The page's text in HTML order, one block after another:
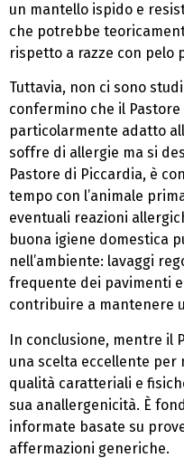
un mantello ispido e
che potrebbe
rispetto a razze con pelo
Tuttavia, non ci sono
confermino che il
particolarmente adatto
soffre di allergie ma si
Pastore di Piccardia, è
tempo con l’animale
eventuali reazioni
buona igiene domestica
nell’ambiente: lavaggi
frequente dei pavimenti
contribuire a mantenere
In conclusione, mentre il
una scelta eccellente per
qualità caratteriali e
sua anallergenicità. È
informate basate su
affermazioni generiche.